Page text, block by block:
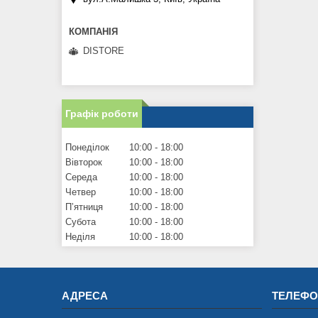
DISTORE
Графік роботи
Понеділок 10:00
18:00
Вівторок
10:00
18:00
Середа
10:00
18:00
Четвер
10:00
18:00
Пʼятниця
10:00
18:00
Субота
10:00
18:00
Неділя
10:00 18:00